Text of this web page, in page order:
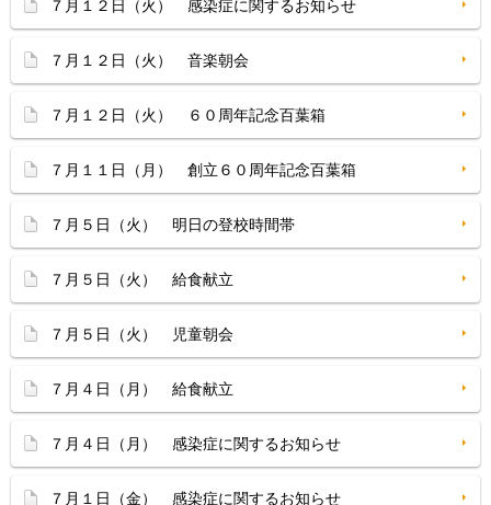
７月１２日（火） 感染症に関するお知らせ
７月１２日（火） 音楽朝会
７月１２日（火） ６０周年記念百葉箱
７月１１日（月） 創立６０周年記念百葉箱
７月５日（火） 明日の登校時間帯
７月５日（火） 給食献立
７月５日（火） 児童朝会
７月４日（月） 給食献立
７月４日（月） 感染症に関するお知らせ
７月１日（金） 感染症に関するお知らせ